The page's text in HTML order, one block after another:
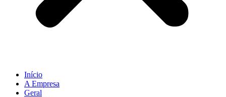
Início
A Empresa
Geral